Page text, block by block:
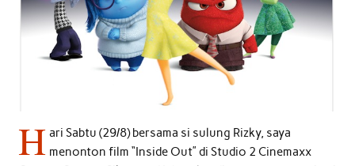
H ari Sabtu (29/8) bersama si sulung Rizky, saya
menonton film “Inside Out” di Studio 2 Cinemaxx